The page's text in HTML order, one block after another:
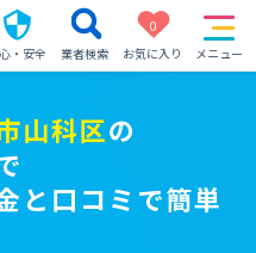
・安全 業者検索
0
お気に入り
メニュー
山科区の
と口コミで簡単